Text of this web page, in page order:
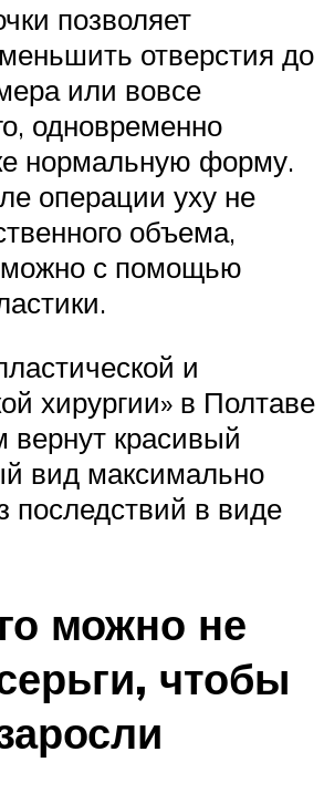
позволяет
отверстия до
или вовсе
одновременно
нормальную форму.
операции уху не
объема,
можно с помощью
и
хирургии» в Полтаве
красивый
вид максимально
последствий в виде
можно не
чтобы